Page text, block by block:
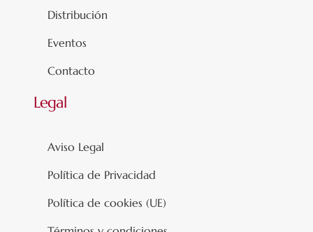
Distribución
Eventos
Contacto
Legal
Aviso Legal
Política de Privacidad
Política de cookies (UE)